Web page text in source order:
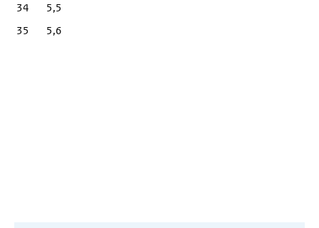
34
5,5
35
5,6